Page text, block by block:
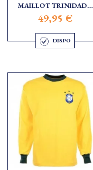
MAILLOT TRINIDAD...
49,95 €
DISPO